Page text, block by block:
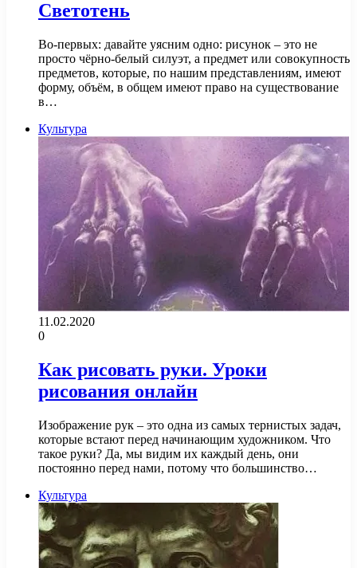
Светотень
Во-первых: давайте уясним одно: рисунок – это не
просто чёрно-белый силуэт, а предмет или совокупность
предметов, которые, по нашим представлениям, имеют
форму, объём, в общем имеют право на существование
в…
Культура
11.02.2020
0
Как рисовать руки. Уроки
рисования онлайн
Изображение рук – это одна из самых тернистых задач,
которые встают перед начинающим художником. Что
такое руки? Да, мы видим их каждый день, они
постоянно перед нами, потому что большинство…
Культура